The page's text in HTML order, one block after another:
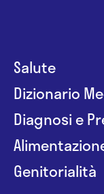
Salute
Dizionario
Diagnosi e
Genitorialità